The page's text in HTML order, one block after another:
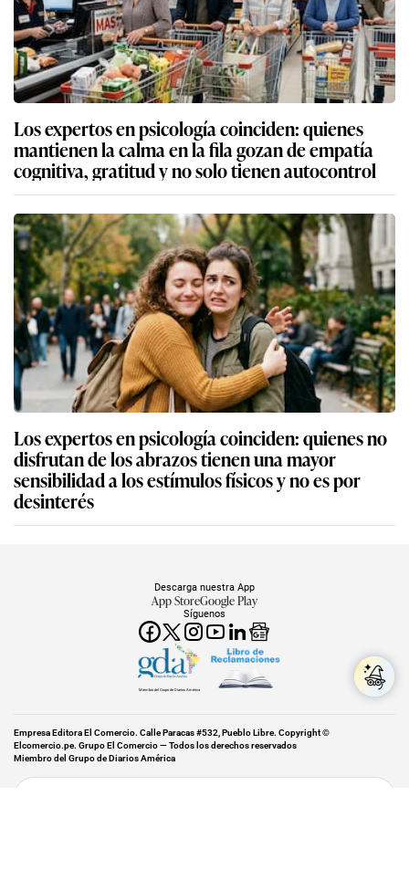
Los expertos en psicología coinciden: quienes
mantienen la calma en la fila gozan de empatía
cognitiva, gratitud y no solo tienen autocontrol
Los expertos en psicología coinciden: quienes no
disfrutan de los abrazos tienen una mayor
sensibilidad a los estímulos físicos y no es por
desinterés
Síguenos
Descarga nuestra App
App StoreGoogle Play
Miembro del Grupo de Diarios América
Empresa Editora El Comercio. Calle Paracas #532, Pueblo Libre. Copyright ©
Elcomercio.pe. Grupo El Comercio — Todos los derechos reservados
Miembro del Grupo de Diarios América